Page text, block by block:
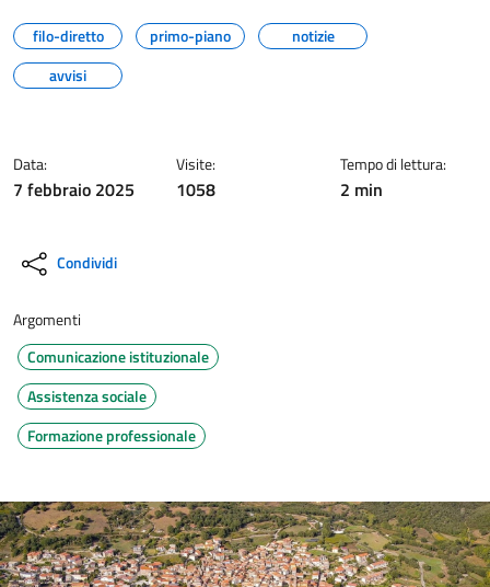
filo-diretto primo-piano
notizie
avvisi
Data:
7 febbraio 2025
Visite:
1058
Tempo di lettura:
2 min
Condividi
Argomenti
Comunicazione istituzionale
Assistenza sociale
Formazione professionale